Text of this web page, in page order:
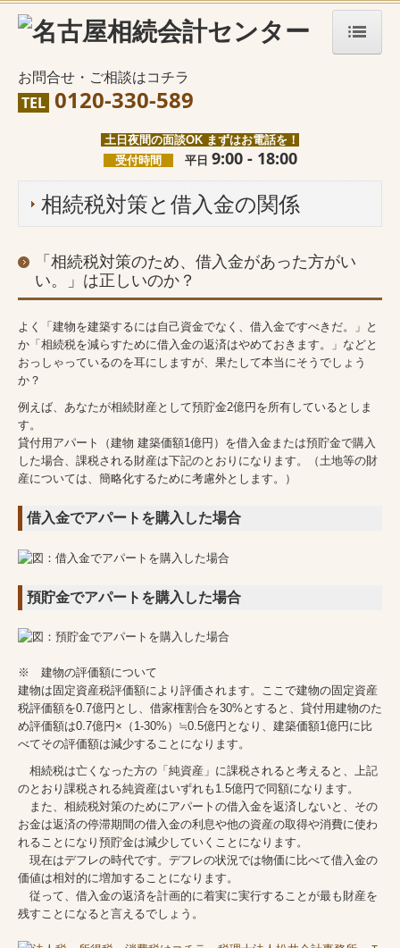
HOME
事務所案内
相続専門のメリット
料金について
お問合せ
相続発生前の方
生命保険の活用
Q&A
リンク集
お問合せ・ご相談はコチラ
TEL 0120-330-589
土日夜間の面談OK まずはお電話を！
受付時間
平日 9:00 - 18:00
相続税対策と借入金の関係
「相続税対策のため、借入金があった方がい
い。」は正しいのか？
よく「建物を建築するには自己資金でなく、借入金ですべきだ。」と
か「相続税を減らすために借入金の返済はやめておきます。」などと
おっしゃっているのを耳にしますが、果たして本当にそうでしょう
か？
例えば、あなたが相続財産として預貯金2億円を所有しているとしま
す。
貸付用アパート（建物 建築価額1億円）を借入金または預貯金で購入
した場合、課税される財産は下記のとおりになります。（土地等の財
産については、簡略化するために考慮外とします。）
借入金でアパートを購入した場合
預貯金でアパートを購入した場合
※ 建物の評価額について
建物は固定資産税評価額により評価されます。ここで建物の固定資産
税評価額を0.7億円とし、借家権割合を30%とすると、貸付用建物のた
め評価額は0.7億円×（1-30%）≒0.5億円となり、建築価額1億円に比
べてその評価額は減少することになります。
相続税は亡くなった方の「純資産」に課税されると考えると、上記
のとおり課税される純資産はいずれも1.5億円で同額になります。
また、相続税対策のためにアパートの借入金を返済しないと、その
お金は返済の停滞期間の借入金の利息や他の資産の取得や消費に使わ
れることになり預貯金は減少していくことになります。
現在はデフレの時代です。デフレの状況では物価に比べて借入金の
価値は相対的に増加することになります。
従って、借入金の返済を計画的に着実に実行することが最も財産を
残すことになると言えるでしょう。